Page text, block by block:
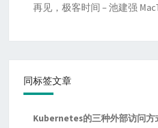
再见，极客时间 – 池建强
同标签文章
Kubernetes的三种外部访问方